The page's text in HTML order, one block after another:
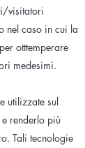
visitatori
nel caso in cui la
otttemperare
medesimi.
utilizzate sul
renderlo più
Tali tecnologie